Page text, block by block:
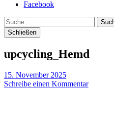
Facebook
Suche
Schließen
upcycling_Hemd
15. November 2025
Schreibe einen Kommentar